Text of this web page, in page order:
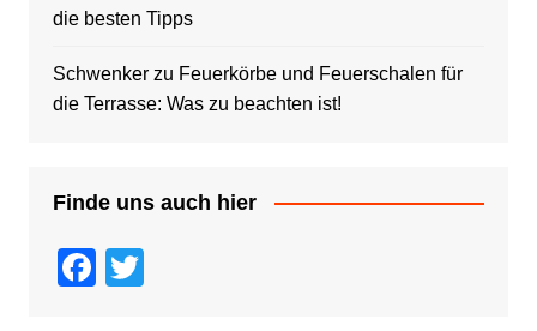
die besten Tipps
Schwenkerzu Feuerkörbe und Feuerschalen für
die Terrasse: Was zu beachten ist!
Finde uns auch hier
F T